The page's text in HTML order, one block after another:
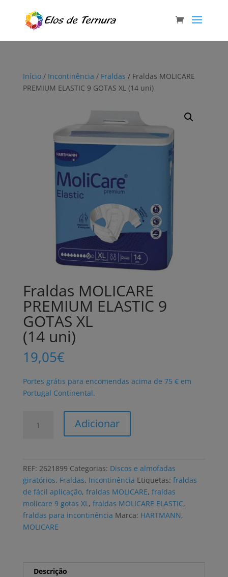
Início/ Incontinência / Fraldas / Fraldas MOLICARE
PREMIUM ELASTIC 9 GOTAS XL (14 uni)
Fraldas MOLICARE
PREMIUM ELASTIC 9
GOTAS XL
(14 uni)
19,05€
Portes grátis para encomendas acima de 75 € em
Portugal Continental.
ELASTIC
9
GOTAS
XL
Adicionar
REF: 2621899 Categorias: Discos e almofadas
giratórios, Fraldas, Incontinência Etiquetas: fraldas
de fácil aplicação, fraldas MOLICARE, fraldas
molicare 9 gotas XL, fraldas MOLICARE ELASTIC,
fraldas para incontinência Marca: HARTMANN,
MOLICARE
Descrição